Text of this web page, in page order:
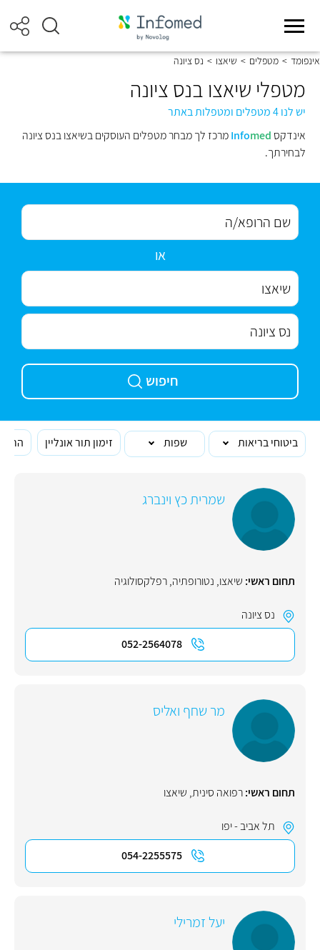
אינפומד > מטפלים > שיאצו > נס ציונה
מטפלי שיאצו בנס ציונה
יש לנו 4 מטפלים ומטפלות באתר
אינדקס
Infomed
מרכז לך מבחר מטפלים העוסקים בשיאצו בנס ציונה
לבחירתך.
או
חיפוש
ביטוחי בריאות שפות זימון תור אונליין
שמרית כץ וינברג
תחום ראשי: שיאצו, נטורופתיה,רפלקסולוגיה
נס ציונה
052-2564078
מר שחף ואליס
תחום ראשי:רפואה סינית, שיאצו
תל אביב - יפו
054-2255575
יעל זמרילי